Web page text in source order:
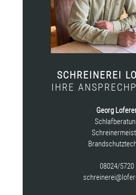
SCHREINEREI
IHRE
Georg
08024/5720